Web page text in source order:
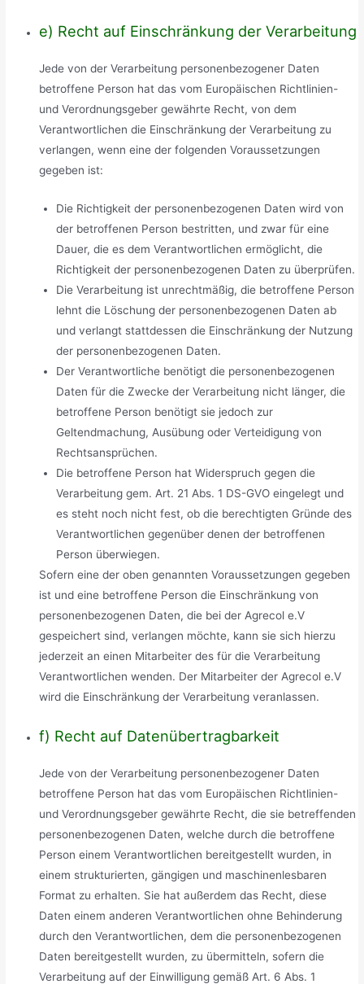
e) Recht auf Einschränkung der Verarbeitung
Jede von der Verarbeitung personenbezogener Daten
betroffene Person hat das vom Europäischen Richtlinien-
und Verordnungsgeber gewährte Recht, von dem
Verantwortlichen die Einschränkung der Verarbeitung zu
verlangen, wenn eine der folgenden Voraussetzungen
gegeben ist:
Die Richtigkeit der personenbezogenen Daten wird von
der betroffenen Person bestritten, und zwar für eine
Dauer, die es dem Verantwortlichen ermöglicht, die
Richtigkeit der personenbezogenen Daten zu überprüfen.
Die Verarbeitung ist unrechtmäßig, die betroffene Person
lehnt die Löschung der personenbezogenen Daten ab
und verlangt stattdessen die Einschränkung der Nutzung
der personenbezogenen Daten.
Der Verantwortliche benötigt die personenbezogenen
Daten für die Zwecke der Verarbeitung nicht länger, die
betroffene Person benötigt sie jedoch zur
Geltendmachung, Ausübung oder Verteidigung von
Rechtsansprüchen.
Die betroffene Person hat Widerspruch gegen die
Verarbeitung gem. Art. 21 Abs. 1 DS-GVO eingelegt und
es steht noch nicht fest, ob die berechtigten Gründe des
Verantwortlichen gegenüber denen der betroffenen
Person überwiegen.
Sofern eine der oben genannten Voraussetzungen gegeben
ist und eine betroffene Person die Einschränkung von
personenbezogenen Daten, die bei der Agrecol e.V
gespeichert sind, verlangen möchte, kann sie sich hierzu
jederzeit an einen Mitarbeiter des für die Verarbeitung
Verantwortlichen wenden. Der Mitarbeiter der Agrecol e.V
wird die Einschränkung der Verarbeitung veranlassen.
f) Recht auf Datenübertragbarkeit
Jede von der Verarbeitung personenbezogener Daten
betroffene Person hat das vom Europäischen Richtlinien-
und Verordnungsgeber gewährte Recht, die sie betreffenden
personenbezogenen Daten, welche durch die betroffene
Person einem Verantwortlichen bereitgestellt wurden, in
einem strukturierten, gängigen und maschinenlesbaren
Format zu erhalten. Sie hat außerdem das Recht, diese
Daten einem anderen Verantwortlichen ohne Behinderung
durch den Verantwortlichen, dem die personenbezogenen
Daten bereitgestellt wurden, zu übermitteln, sofern die
Verarbeitung auf der Einwilligung gemäß Art. 6 Abs. 1